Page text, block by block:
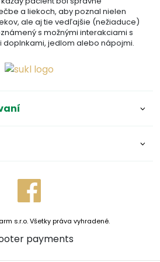
Jednozložkové,
Homeopatia,Ostatné,
Produkty
HL, HLV, HLV03, HLV03A,
a liekoch, aby poznal nielen
ale aj tie vedľajšie (nežiaduce)
s možnými interakciami s
doplnkami, jedlom alebo nápojmi.
s.r.o. Všetky práva vyhradené.